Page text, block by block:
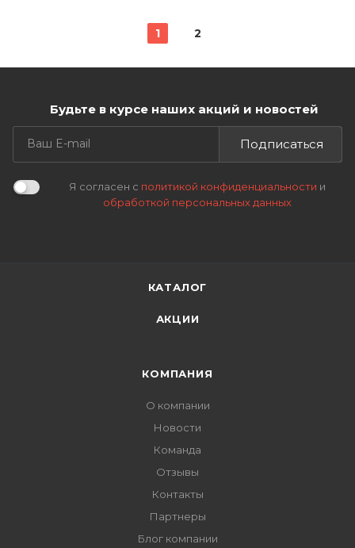
1 2
Будьте в курсе наших акций и новостей
Подписаться
Я согласен с политикой конфиденциальности и
обработкой персональных данных
КАТАЛОГ
АКЦИИ
КОМПАНИЯ
О компании
Новости
Команда
Отзывы
Контакты
Партнеры
Блог компании